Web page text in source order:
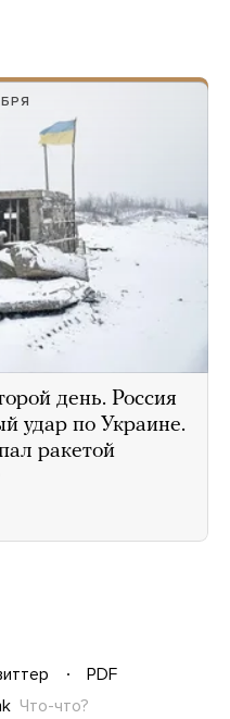
день. Россия
удар по Украине.
ракетой
PDF
Что-что?